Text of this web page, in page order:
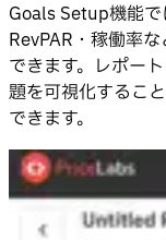
Goals Setup機能で
RevPAR・稼働率
できます。レポー
題を可視化するこ
できます。